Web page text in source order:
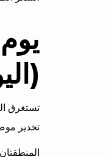
تخدير